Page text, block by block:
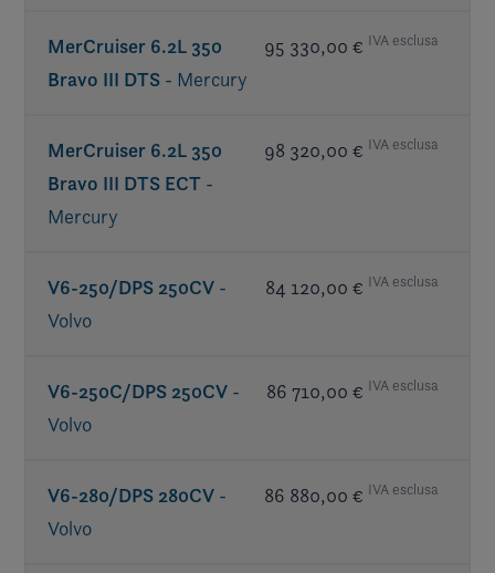
MerCruiser 6.2L 350
Bravo III DTS - Mercury
95 330,00 € IVA esclusa
MerCruiser 6.2L 350
Bravo III DTS ECT -
Mercury
98 320,00 € IVA esclusa
V6-250/DPS 250CV -
Volvo
84 120,00 € IVA esclusa
V6-250C/DPS 250CV -
Volvo
86 710,00 € IVA esclusa
V6-280/DPS 280CV -
Volvo
86 880,00 € IVA esclusa